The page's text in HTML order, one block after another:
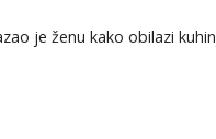
je ženu kako obilazi